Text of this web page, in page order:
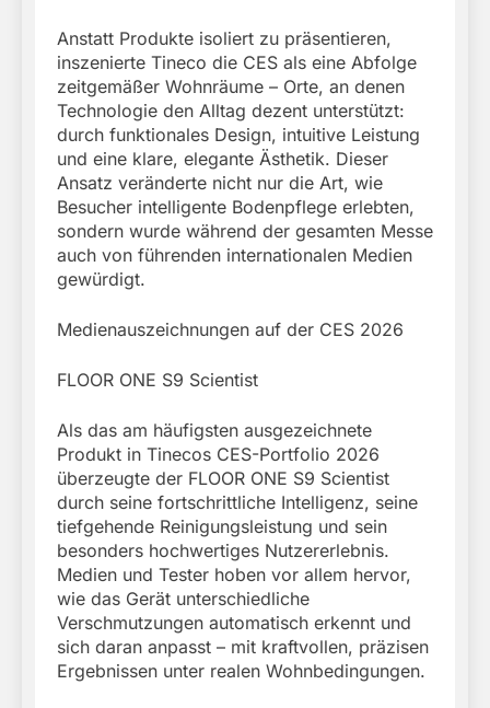
Anstatt Produkte isoliert zu präsentieren,
inszenierte Tineco die CES als eine Abfolge
zeitgemäßer Wohnräume – Orte, an denen
Technologie den Alltag dezent unterstützt:
durch funktionales Design, intuitive Leistung
und eine klare, elegante Ästhetik. Dieser
Ansatz veränderte nicht nur die Art, wie
Besucher intelligente Bodenpflege erlebten,
sondern wurde während der gesamten Messe
auch von führenden internationalen Medien
gewürdigt.
Medienauszeichnungen auf der CES 2026
FLOOR ONE S9 Scientist
Als das am häufigsten ausgezeichnete
Produkt in Tinecos CES-Portfolio 2026
überzeugte der FLOOR ONE S9 Scientist
durch seine fortschrittliche Intelligenz, seine
tiefgehende Reinigungsleistung und sein
besonders hochwertiges Nutzererlebnis.
Medien und Tester hoben vor allem hervor,
wie das Gerät unterschiedliche
Verschmutzungen automatisch erkennt und
sich daran anpasst – mit kraftvollen, präzisen
Ergebnissen unter realen Wohnbedingungen.